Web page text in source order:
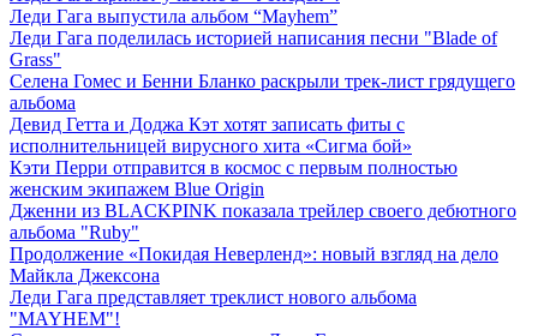
Леди Гага выпустила альбом “Mayhem”
Леди Гага поделилась историей написания песни "Blade of
Grass"
Селена Гомес и Бенни Бланко раскрыли трек-лист грядущего
альбома
Девид Гетта и Доджа Кэт хотят записать фиты с
исполнительницей вирусного хита «Сигма бой»
Кэти Перри отправится в космос с первым полностью
женским экипажем Blue Origin
Дженни из BLACKPINK показала трейлер своего дебютного
альбома "Ruby"
Продолжение «Покидая Неверленд»: новый взгляд на дело
Майкла Джексона
Леди Гага представляет треклист нового альбома
"MAYHEM"!